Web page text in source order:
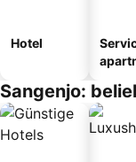
Hotel
Sangenjo: